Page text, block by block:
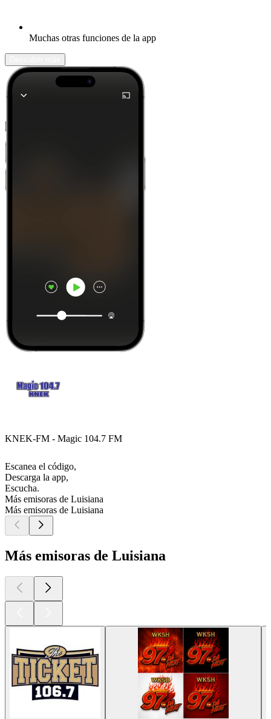
Muchas otras funciones de la app
KNEK-FM - Magic 104.7 FM
Escanea el código,
Descarga la app,
Escucha.
Más emisoras de Luisiana
Más emisoras de Luisiana
Más emisoras de Luisiana